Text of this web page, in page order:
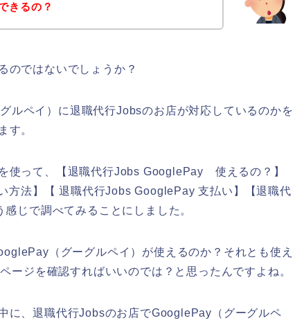
きるの？
のではないでしょうか？
ルペイ）に退職代行Jobsのお店が対応しているのかを
す。
使って、【退職代行Jobs GooglePay 使えるの？】
方法】【 退職代行Jobs GooglePay 支払い】【退職代
じで調べてみることにしました。
（グーグルペイ）が使えるのか？それとも使え
ージを確認すればいいのでは？と思ったんですよね。
に、退職代行Jobsのお店でGooglePay（グーグルペ